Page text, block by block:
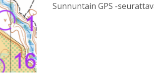
Sunnuntain GPS -